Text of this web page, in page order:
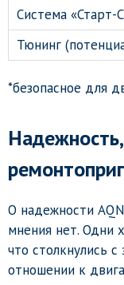
Система «Старт-
Тюнинг
*безопасное для
О надежности
мнения нет. Одни
что столкнулись
отношении к